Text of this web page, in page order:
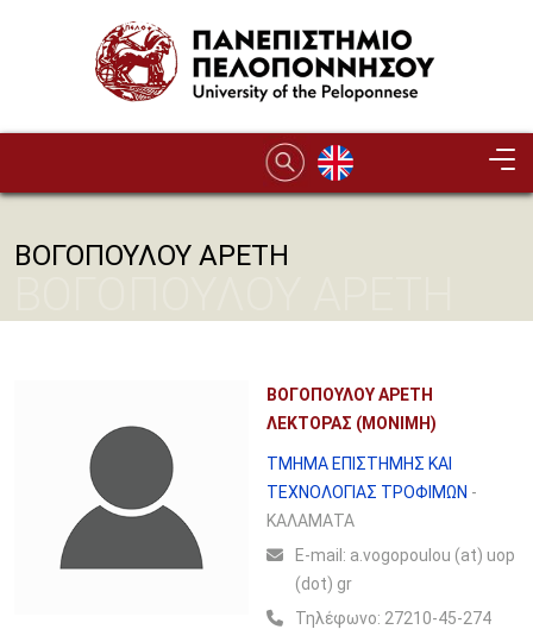
ΒΟΓΟΠΟΥΛΟΥ ΑΡΕΤΗ
ΒΟΓΟΠΟΥΛΟΥ ΑΡΕΤΗ
ΛΕΚΤΟΡΑΣ (ΜΟΝΙΜΗ)
ΤΜΗΜΑ ΕΠΙΣΤΗΜΗΣ ΚΑΙ
ΤΕΧΝΟΛΟΓΙΑΣ ΤΡΟΦΙΜΩΝ -
ΚΑΛΑΜΑΤΑ
Ε-mail: a.vogopoulou (at) uop
(dot) gr
Τηλέφωνο: 27210-45-274